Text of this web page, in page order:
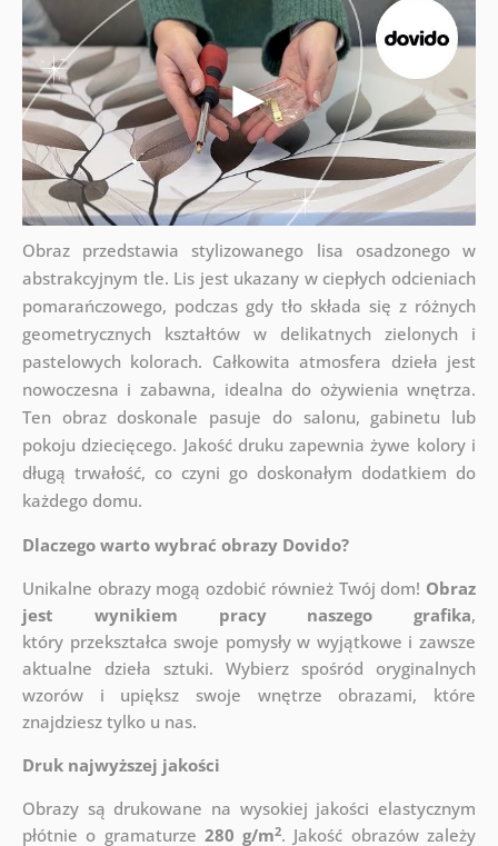
Obraz przedstawia stylizowanego lisa osadzonego w
abstrakcyjnym tle. Lis jest ukazany w ciepłych odcieniach
pomarańczowego, podczas gdy tło składa się z różnych
geometrycznych kształtów w delikatnych zielonych i
pastelowych kolorach. Całkowita atmosfera dzieła jest
nowoczesna i zabawna, idealna do ożywienia wnętrza.
Ten obraz doskonale pasuje do salonu, gabinetu lub
pokoju dziecięcego. Jakość druku zapewnia żywe kolory i
długą trwałość, co czyni go doskonałym dodatkiem do
każdego domu.
Dlaczego warto wybrać obrazy Dovido?
Unikalne obrazy mogą ozdobić również Twój dom! Obraz
jest wynikiem pracy naszego grafika,
który przekształca swoje pomysły w wyjątkowe i zawsze
aktualne dzieła sztuki. Wybierz spośród oryginalnych
wzorów i upiększ swoje wnętrze obrazami, które
znajdziesz tylko u nas.
Druk najwyższej jakości
Obrazy są drukowane na wysokiej jakości elastycznym
płótnie o gramaturze 280 g/m2. Jakość obrazów zależy